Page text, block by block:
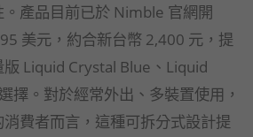
產品目前已於 Nimble 官網開
美元，約合新台幣 2,400 元，提
Liquid Crystal Blue、Liquid
擇。對於經常外出、多裝置使用，
費者而言，這種可拆分式設計提